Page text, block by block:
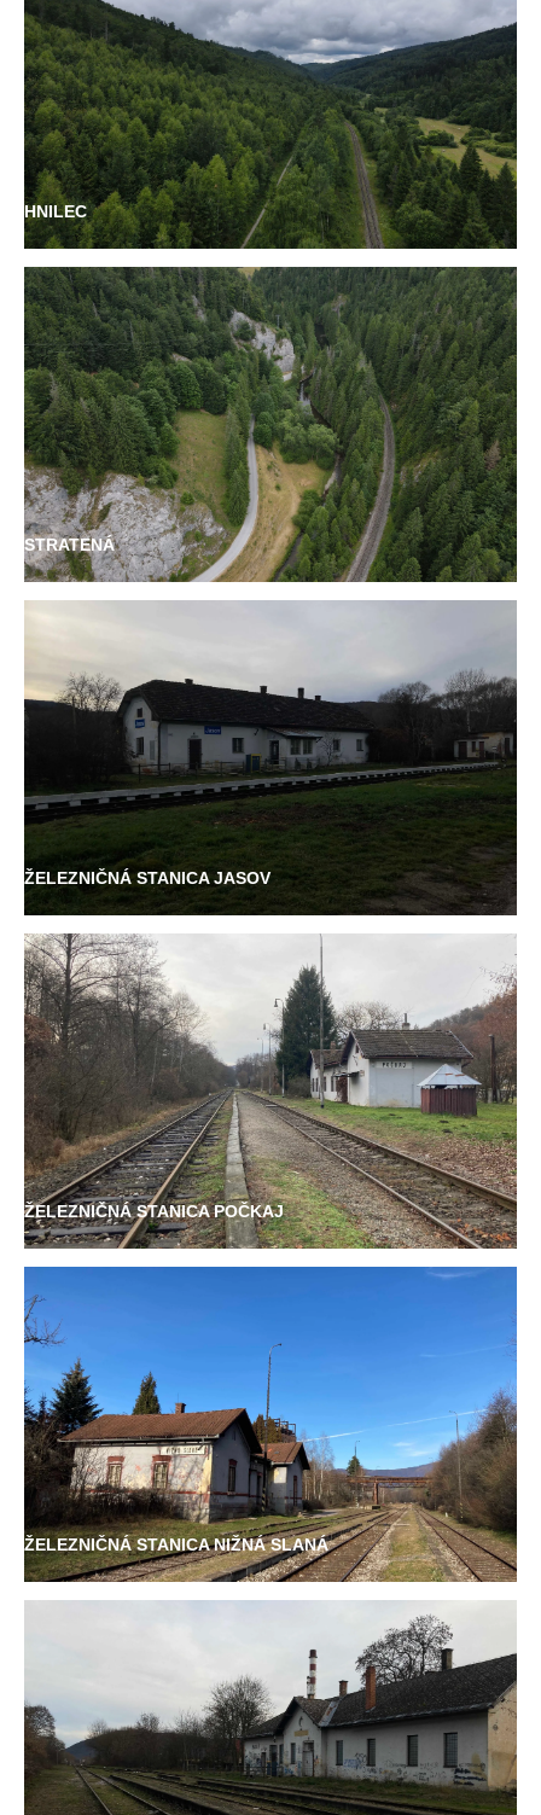
HNILEC
STRATENÁ
ŽELEZNIČNÁ STANICA JASOV
ŽELEZNIČNÁ STANICA POČKAJ
ŽELEZNIČNÁ STANICA NIŽNÁ SLANÁ